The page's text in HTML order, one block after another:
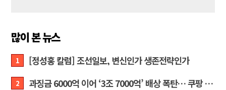
많이 본 뉴스
1 [정성홍 칼럼] 조선일보, 변신인가 생존전략인가
2 과징금 6000억 이어 ‘3조 7000억’ 배상 폭탄… 쿠팡 때리기에 한미 통상 ‘초비상’